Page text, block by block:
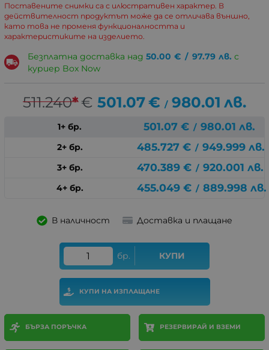
Поставените снимки са с илюстративен характер. В
действителност продуктът може да се отличава външно,
като това не променя функционалността и
характеристиките на изделието.
Безплатна доставка над 50.00 € / 97.79 лв. с
куриер Box Now
511.240*€ 501.07€ / 980.01 лв.
1+ бр. 501.07 € / 980.01 лв.
2+ бр. 485.727 € / 949.999 лв.
3+ бр. 470.389 € / 920.001 лв.
4+ бр. 455.049 € / 889.998 лв.
В наличност Доставка и плащане
бр. КУПИ
КУПИ НА ИЗПЛАЩАНЕ
БЪРЗА ПОРЪЧКА РЕЗЕРВИРАЙ И ВЗЕМИ